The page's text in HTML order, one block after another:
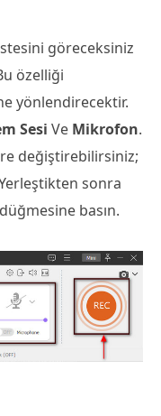
göreceksiniz
özelliği
yönlendirecektir.
Sesi Ve Mikrofon.
değiştirebilirsiniz;
sonra
basın.